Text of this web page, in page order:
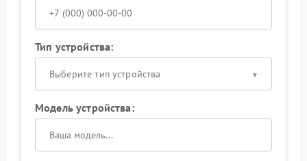
Тип устройства:
Выберите тип устройства
Модель устройства: